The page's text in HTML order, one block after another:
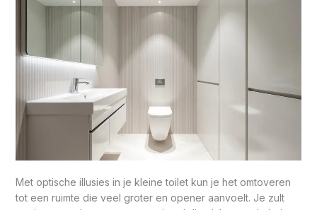
Met optische illusies in je kleine toilet kun je het omtoveren
tot een ruimte die veel groter en opener aanvoelt. Je zult